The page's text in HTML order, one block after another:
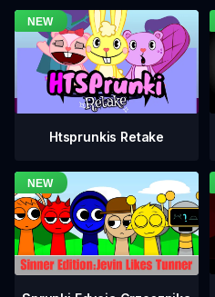
Htsprunkis Retake